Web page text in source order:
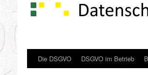
Die DSGVO DSGVO im Betrieb